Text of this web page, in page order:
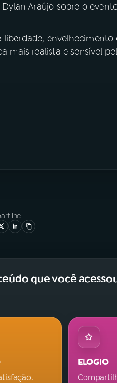
Araújo sobre o
envelhecimento
mais realista e sensível
que você
ELOGIO